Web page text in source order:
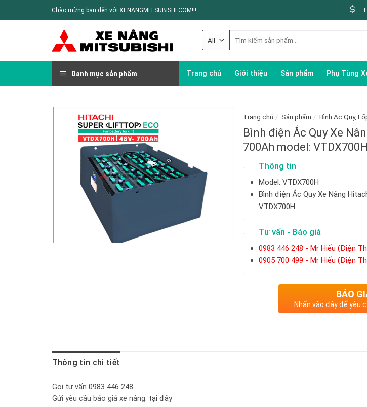
Chào mừng bạn đến với XENANGMITSUBISHI.COM!!!
Danh mục sản phẩm Trang chủ Giới thiệu Sản phẩm Phụ Tùng
Trang chủ / Sản phẩm / Bình Ắc Quy,
Bình điện Ắc Quy Xe
700Ah model: VTDX700H
Thông tin
Model: VTDX700H
Bình điện Ắc Quy Xe Nâng
VTDX700H
Tư vấn - Báo giá
0983 446 248 - Mr Hiếu (Điện
0905 700 499 - Mr Hiếu (Điện
BÁO
Nhấn vào đây để yêu
Thông tin chi tiết
Gọi tư vấn 0983 446 248
Gửi yêu cầu báo giá xe nâng: tại đây